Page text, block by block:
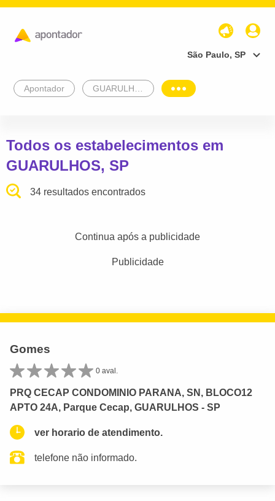
São Paulo, SP
Apontador
Todos os estabelecimentos em
GUARULHOS, SP
34 resultados encontrados
Continua após a publicidade
Publicidade
Gomes
0 aval.
PRQ CECAP CONDOMINIO PARANA, SN, BLOCO12
APTO 24A, Parque Cecap, GUARULHOS - SP
ver horario de atendimento.
telefone não informado.